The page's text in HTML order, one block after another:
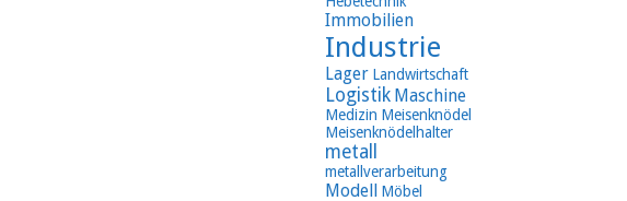
Immobilien
Industrie
Lager Landwirtschaft
Logistik Maschine
Medizin Meisenknödel
Meisenknödelhalter
metall
metallverarbeitung
Modell Möbel